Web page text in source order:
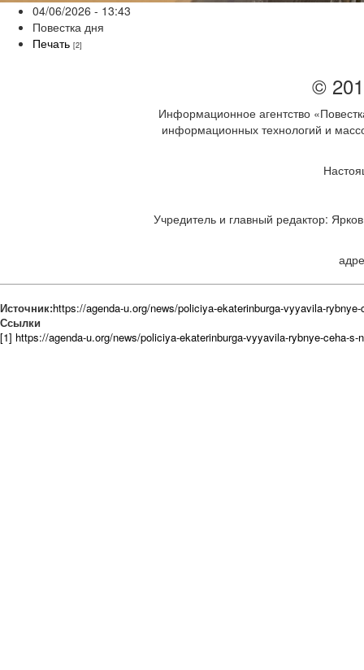
04/06/2026 - 13:43
Повестка дня
Печать [2]
©
Информационное агентство
информационных технологий и
Учредитель и главный редактор:
Источник:https://agenda-u.org/news/policiya-ekaterinburga-vyyavila-
Ссылки
[1] https://agenda-u.org/news/policiya-ekaterinburga-vyyavila-rybnye-ceha-s-